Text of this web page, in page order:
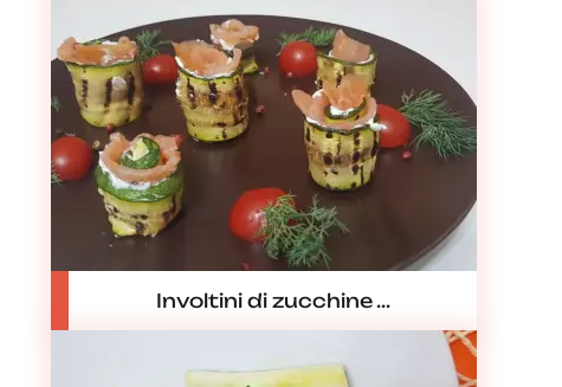
Involtini di zucchine ...